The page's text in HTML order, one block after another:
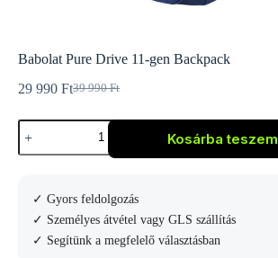
Babolat Pure Drive 11-gen Backpack
39 990Ft
Original
990 Ft.
29 990 FtCurrent
990 Ft.
Babolat
Pure
Drive
Backpack
mennyiség
Kosárba teszem
✓ Gyors feldolgozás
✓ Személyes átvétel vagy GLS szállítás
✓ Segítünk a megfelelő választásban